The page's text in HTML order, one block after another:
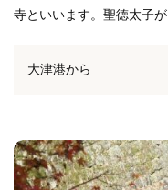
寺といいます。聖徳太子が
大津港から